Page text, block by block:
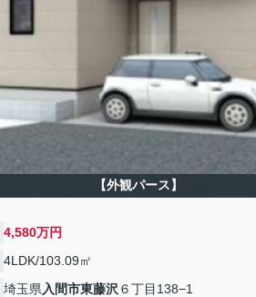
【外観パース】
4,580万円
4LDK/103.09㎡
埼玉県 入間市東藤沢 ６丁目138−1